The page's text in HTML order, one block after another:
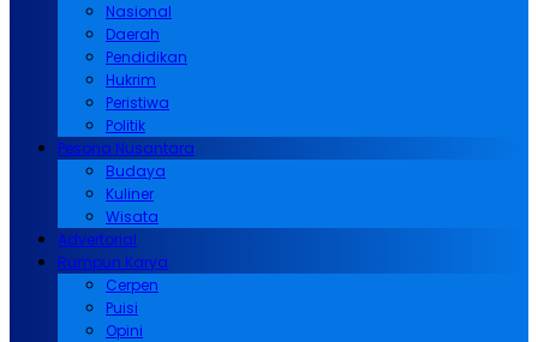
Nasional
Daerah
Pendidikan
Hukrim
Peristiwa
Politik
Pesona Nusantara
Budaya
Kuliner
Wisata
Advertorial
Rumpun Karya
Cerpen
Puisi
Opini